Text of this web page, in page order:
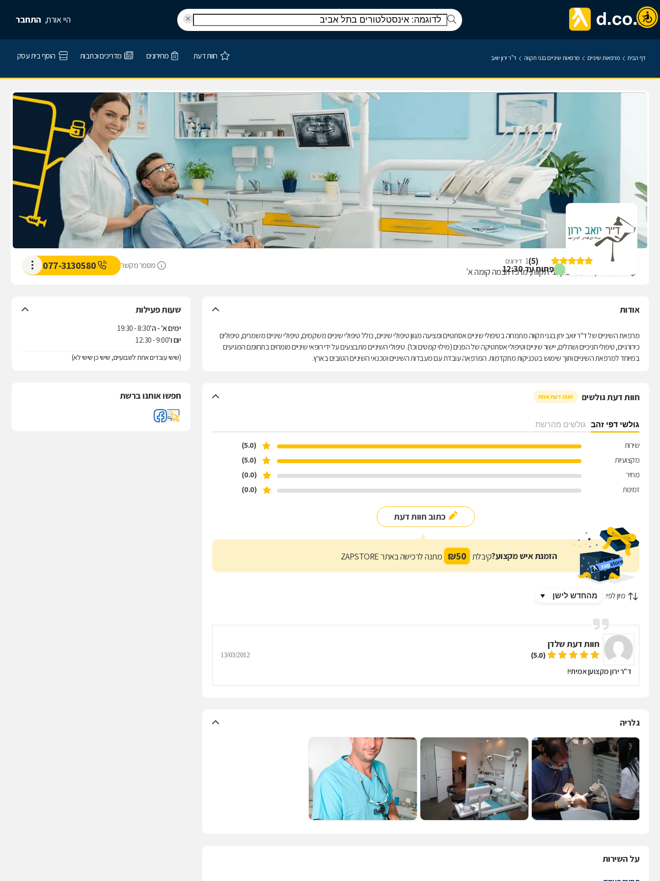
היי אורח, התחבר
דף הבית מרפאות שיניים מרפאות שיניים בגני תקווה ד"ר ירון יואב חוות דעת מחירונים מדריכים וכתבות הוסף בית עסק
פתוח עד 12:30
ד"ר ירון יואב (
5
)
1 דירוגים מספר מקשר 077-3130580
אודות
מרפאת השיניים של ד"ר יואב ירון בגני תקווה מתמחה בטיפולי שיניים אסתטיים ומציעה מגוון טיפולי שיניים, כולל טיפולי שיניים משקמים, טיפולי שיניים משמרים, טיפולים
כירורגיים, טיפולי חניכיים ושתלים, יישור שיניים וטיפולי אסתטיקה של הפנים (מילוי קמטים וכו'). טיפולי השיניים מתבצעים על ידי רופאי שיניים מומחים בתחומם המגיעים
במיוחד למרפאת השיניים ותוך שימוש בטכניקות מתקדמות. המרפאה עובדת עם מעבדות השיניים וטכנאי השיניים הטובים בארץ.
חוות דעת גולשים חוות דעת אחת
גולשי דפי זהב גולשים מהרשת
שירות
(5.0)
מקצועיות
(5.0)
מחיר
(0.0)
זמינות
(0.0)
כתוב חוות דעת
הזמנת איש מקצוע?קיבלת 50
₪ מתנה לרכישה באתר ZAPSTORE
מיון לפי:
חוות דעת שלדן
(5.0)
13/03/2012
ד"ר ירון מקצוען אמיתי!
גלריה
על השירות
שעות פעילות
ימים א' - ה'8:30 - 19:30
יום ו'9:00 - 12:30
(שישי עובדים אחת לשבועיים, שישי כן שישי לא)
חפשו אותנו ברשת